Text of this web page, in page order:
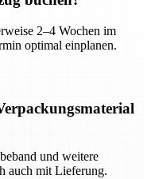
2–4 Wochen im
optimal einplanen.
und weitere
auch mit Lieferung.